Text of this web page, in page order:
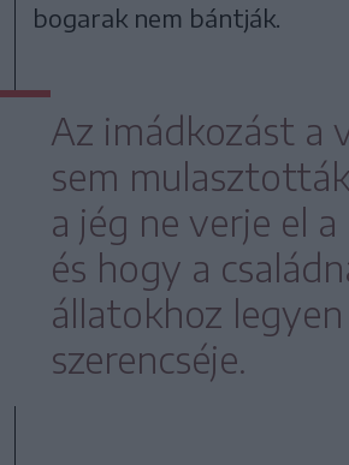
bogarak nem bántják.
Az imádkozást a
sem
a jég ne verje el
és hogy a
állatokhoz legyen
szerencséje.